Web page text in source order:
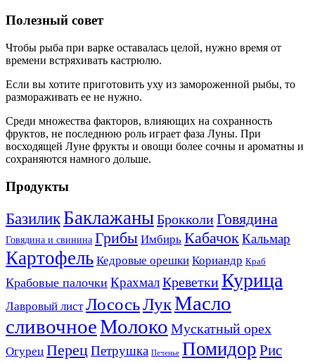
Полезный совет
Чтобы рыба при варке оставалась целой, нужно время от
времени встряхивать кастрюлю.
Если вы хотите приготовить уху из замороженной рыбы, то
размораживать ее не нужно.
Среди множества факторов, влияющих на сохранность
фруктов, не последнюю роль играет фаза Луны. При
восходящей Луне фрукты и овощи более сочны и ароматны и
сохраняются намного дольше.
Продукты
БазиликБаклажаныБрокколиГовядина
Говядина и свинина Грибы Имбирь КабачокКальмар
Картофель Кедровые орешки Кориандр Краб
Крабовые палочки КрахмалКреветкиКурица
Лавровый лист ЛососьЛукМасло
сливочноеМолоко Мускатный орех
Огурец ПерецПетрушка Печенье Помидор Рис